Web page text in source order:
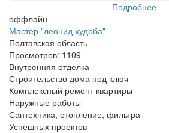
Подробнее
оффлайн
Мастер "леонид худоба"
Полтавская область
Просмотров: 1109
Внутренняя отделка
Строительство дома под ключ
Комплексный ремонт квартиры
Наружные работы
Сантехника, отопление, фильтра
Успешных проектов